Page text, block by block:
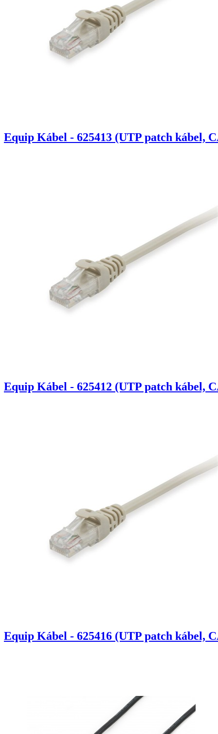
Equip Kábel - 625413 (UTP patch kábel,
Equip Kábel - 625412 (UTP patch kábel,
Equip Kábel - 625416 (UTP patch kábel,